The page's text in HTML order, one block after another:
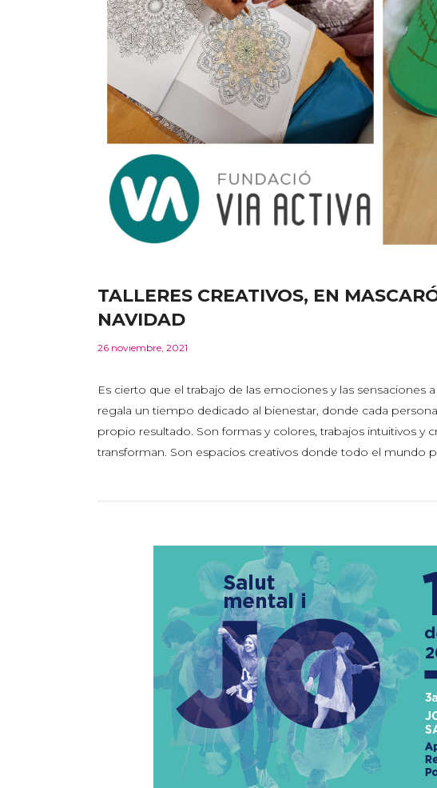
TALLERES CREATIVOS, EN
NAVIDAD
26 noviembre, 2021
Es cierto que el trabajo de las emociones y las sensaciones
regala un tiempo dedicado al bienestar, donde cada
propio resultado. Son formas y colores, trabajos intuitivos y
transforman. Son espacios creativos donde todo el mundo